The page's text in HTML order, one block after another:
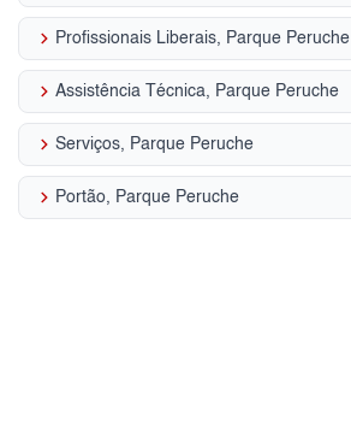
keyboard_arrow_right Profissionais Liberais, Parque Peruche
keyboard_arrow_right Assistência Técnica, Parque Peruche
keyboard_arrow_right Serviços, Parque Peruche
keyboard_arrow_right Portão, Parque Peruche